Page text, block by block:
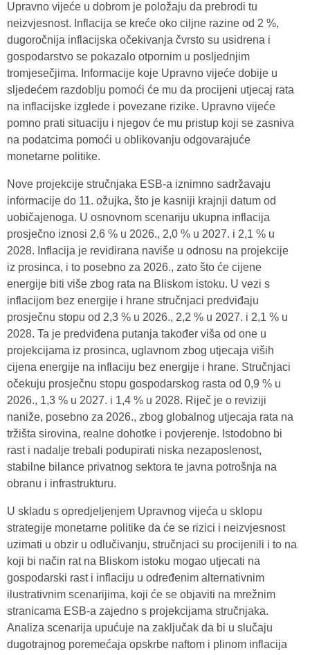
Upravno vijeće u dobrom je položaju da prebrodi tu
neizvjesnost. Inflacija se kreće oko ciljne razine od 2 %,
dugoročnija inflacijska očekivanja čvrsto su usidrena i
gospodarstvo se pokazalo otpornim u posljednjim
tromjesečjima. Informacije koje Upravno vijeće dobije u
sljedećem razdoblju pomoći će mu da procijeni utjecaj rata
na inflacijske izglede i povezane rizike. Upravno vijeće
pomno prati situaciju i njegov će mu pristup koji se zasniva
na podatcima pomoći u oblikovanju odgovarajuće
monetarne politike.
Nove projekcije stručnjaka ESB‑a iznimno sadržavaju
informacije do 11. ožujka, što je kasniji krajnji datum od
uobičajenoga. U osnovnom scenariju ukupna inflacija
prosječno iznosi 2,6 % u 2026., 2,0 % u 2027. i 2,1 % u
2028. Inflacija je revidirana naviše u odnosu na projekcije
iz prosinca, i to posebno za 2026., zato što će cijene
energije biti više zbog rata na Bliskom istoku. U vezi s
inflacijom bez energije i hrane stručnjaci predviđaju
prosječnu stopu od 2,3 % u 2026., 2,2 % u 2027. i 2,1 % u
2028. Ta je predviđena putanja također viša od one u
projekcijama iz prosinca, uglavnom zbog utjecaja viših
cijena energije na inflaciju bez energije i hrane. Stručnjaci
očekuju prosječnu stopu gospodarskog rasta od 0,9 % u
2026., 1,3 % u 2027. i 1,4 % u 2028. Riječ je o reviziji
naniže, posebno za 2026., zbog globalnog utjecaja rata na
tržišta sirovina, realne dohotke i povjerenje. Istodobno bi
rast i nadalje trebali podupirati niska nezaposlenost,
stabilne bilance privatnog sektora te javna potrošnja na
obranu i infrastrukturu.
U skladu s opredjeljenjem Upravnog vijeća u sklopu
strategije monetarne politike da će se rizici i neizvjesnost
uzimati u obzir u odlučivanju, stručnjaci su procijenili i to na
koji bi način rat na Bliskom istoku mogao utjecati na
gospodarski rast i inflaciju u određenim alternativnim
ilustrativnim scenarijima, koji će se objaviti na mrežnim
stranicama ESB‑a zajedno s projekcijama stručnjaka.
Analiza scenarija upućuje na zaključak da bi u slučaju
dugotrajnog poremećaja opskrbe naftom i plinom inflacija